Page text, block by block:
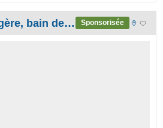
Les Maisons Fougère, bain de nature en Biodiversité - Jura Sponsorisée